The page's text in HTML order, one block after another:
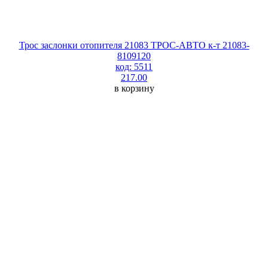
Трос заслонки отопителя 21083 ТРОС-АВТО к-т 21083-
8109120
код: 5511
217.00
в корзину